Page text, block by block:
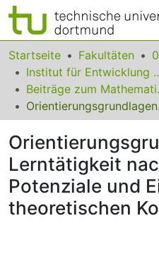
Bereiche & Sammlungen
Das gesamte Repositorium
Statistiken
FAQ
Leitlinien
Zurück zur Startseite
Startseite Fakultäten
Institut für Entwicklung
Lerntätigkeit
Potenziale und
theoretischen